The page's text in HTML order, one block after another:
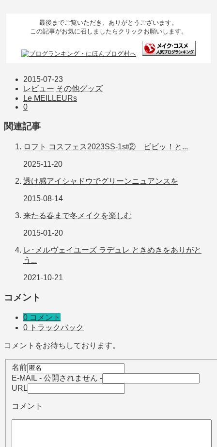
最後までご覧いただき、ありがとうございます。
この記事がお気に召しましたらクリックお願いします。
2015-07-23
レビュー その他グッズ
Le MEILLEURs
0
関連記事
ロフト コスフェス2023SS-1st② ビビッ！と...
2025-11-20
透け感アイシャドウでグリーンニュアンスを
2015-08-14
来たる春まで冬メイクを楽しむ
2015-01-20
レ･メルヴェイユーズ ラデュレ ときめきをありがと
う...
2021-10-21
コメント
0 コメント
0 トラックバック
コメントをお待ちしております。
名前
E-MAIL - 公開されません -
URL
コメント